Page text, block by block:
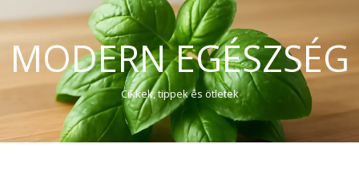
MODERN EGÉSZSÉG
Cikkek, tippek és ötletek